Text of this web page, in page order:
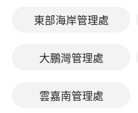
東部海岸管理處
大鵬灣管理處
雲嘉南管理處